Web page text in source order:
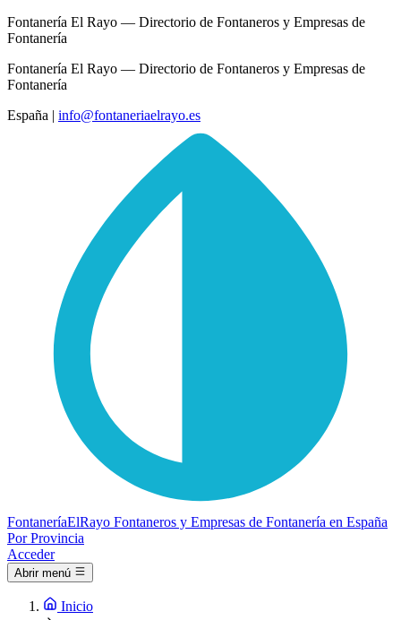
Fontanería El Rayo — Directorio de Fontaneros y Empresas de
Fontanería
Fontanería El Rayo — Directorio de Fontaneros y Empresas de
Fontanería
España | info@fontaneriaelrayo.es
FontaneríaElRayo Fontaneros y Empresas de Fontanería en España
Por Provincia
Acceder
Abrir menú
Inicio